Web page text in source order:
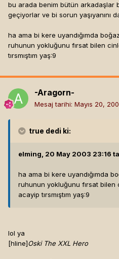
bu arada benim bütün arkadaşlar
geçiyorlar ve bi sorun yaşıyanını
ha ama bi kere uyandığımda
ruhunun yokluğunu fırsat bilen
tırsmıştım yaş:9
-Aragorn-
Mesaj tarihi: Mayıs 20,
true dedi ki:
elming, 20 May 2003 23:16
ha ama bi kere uyandığımda
ruhunun yokluğunu fırsat bilen
acayip tırsmıştım yaş:9
lol ya
[hline]Oski The XXL Hero